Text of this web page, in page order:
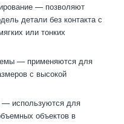
— позволяют
детали без контакта с
или тонких
— применяются для
с высокой
используются для
объектов в